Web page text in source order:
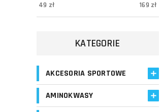
49 zł 169 zł
KATEGORIE
AKCESORIA SPORTOWE
AMINOKWASY